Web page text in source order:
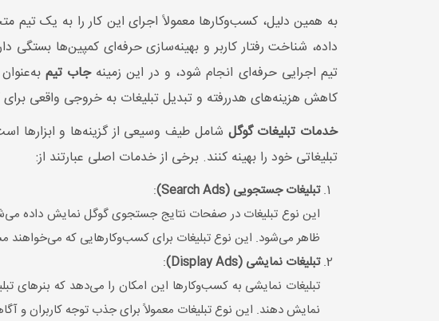
به همین دلیل، کسب‌وکارها معمولاً اجرای این کار را به یک
داده، شناخت رفتار کاربر و بهینه‌سازی حرفه‌ای کمپین‌ها بستگی
تیم اجرایی حرفه‌ای انجام شود، و در این زمینهجاب تیم
کاهش هزینه‌های هدررفته و تبدیل تبلیغات به خروجی واقعی
خدمات تبلیغات گوگل شامل طیف وسیعی از گزینه‌ها و ابزارها
تبلیغاتی خود را بهینه کنند. برخی از خدمات اصلی عبارتند از:
تبلیغات جستجویی (Search Ads)
:
این نوع تبلیغات در صفحات نتایج جستجوی گوگل نمایش داده
ظاهر می‌شود. این نوع تبلیغات برای کسب‌وکارهایی که می‌خواهند
تبلیغات نمایشی (Display Ads)
:
نمایش دهند. این نوع تبلیغات معمولاً برای جذب توجه کاربران و